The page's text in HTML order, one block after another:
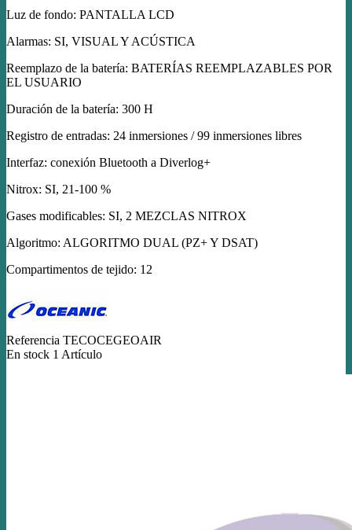
Luz de fondo: PANTALLA LCD
Alarmas: SI, VISUAL Y ACÚSTICA
Reemplazo de la batería: BATERÍAS REEMPLAZABLES POR
EL USUARIO
Duración de la batería: 300 H
Registro de entradas: 24 inmersiones / 99 inmersiones libres
Interfaz: conexión Bluetooth a Diverlog+
Nitrox: SI, 21-100 %
Gases modificables: SI, 2 MEZCLAS NITROX
Algoritmo: ALGORITMO DUAL (PZ+ Y DSAT)
Compartimentos de tejido: 12
Referencia TECOCEGEOAIR
En stock 1 Artículo